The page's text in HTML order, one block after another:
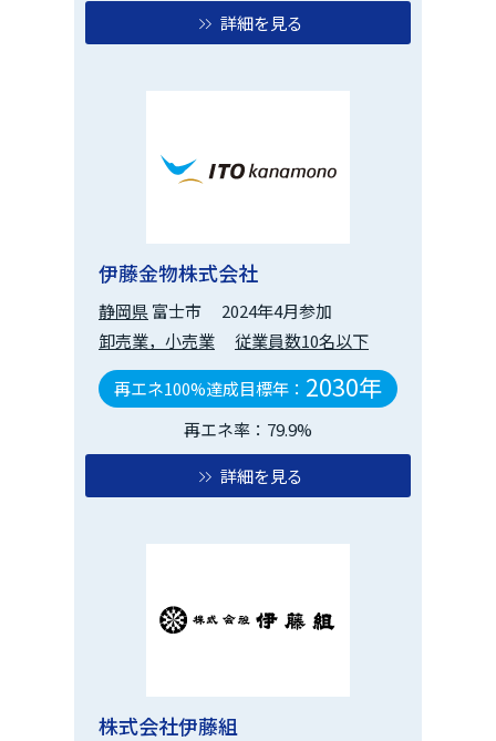
詳細を見る
伊藤金物株式会社
静岡県富士市
2024年4月参加
卸売業，小売業
従業員数10名以下
再エネ100%達成目標年： 2030年
再エネ率：79.9%
詳細を見る
株式会社伊藤組